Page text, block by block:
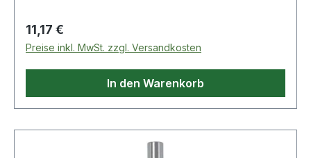
Regulärer Preis:
11,17 €
Preise inkl. MwSt. zzgl. Versandkosten
In den Warenkorb